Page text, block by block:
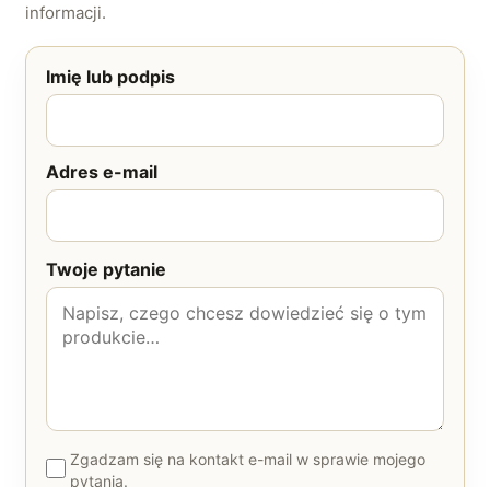
informacji.
Imię lub podpis
Adres e-mail
Twoje pytanie
Zgadzam się na kontakt e-mail w sprawie mojego
pytania.